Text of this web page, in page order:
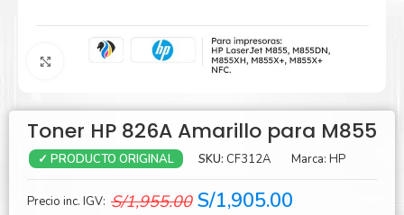
Agrandar
Toner HP 826A Amarillo para M855
✓ PRODUCTO ORIGINAL SKU: CF312A Marca: HP
Precio inc. IGV: S/1,955.00 El
S/1,905.00